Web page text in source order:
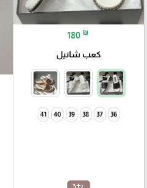
180 ₪
كعب شانيل
36
37
38
39
40
41